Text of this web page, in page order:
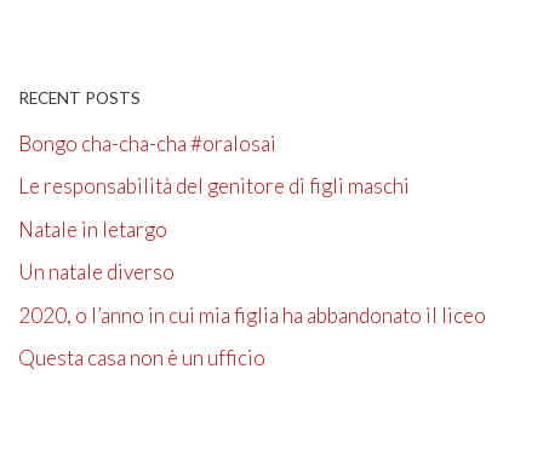
RECENT POSTS
Bongo cha-cha-cha #oralosai
Le responsabilità del genitore di figli maschi
Natale in letargo
Un natale diverso
2020, o l’anno in cui mia figlia ha abbandonato il liceo
Questa casa non è un ufficio